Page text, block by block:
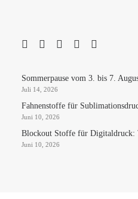
Sommerpause vom 3. bis 7.
Juli 14, 2026
Fahnenstoffe für
Juni 10, 2026
Blockout Stoffe für Digitaldruck:
Juni 10, 2026